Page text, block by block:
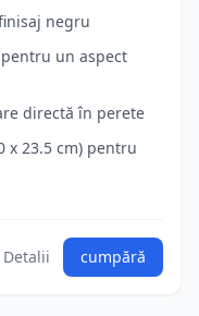
negru
un aspect
directă în perete
x 23.5 cm) pentru
Detalii cumpără